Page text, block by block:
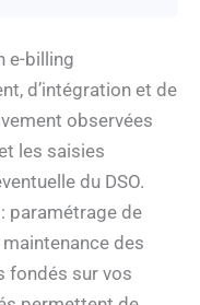
e-billing
d’intégration et de
observées
les saisies
du DSO.
paramétrage de
maintenance des
fondés sur vos